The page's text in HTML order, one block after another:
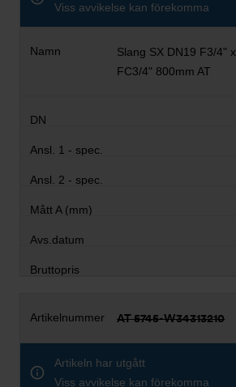
Viss avvikelse kan förekomma
Slang SX DN19 F3/4" x
FC3/4" 800mm AT
AT 5745-W34313210
Artikeln har utgått
Viss avvikelse kan förekomma